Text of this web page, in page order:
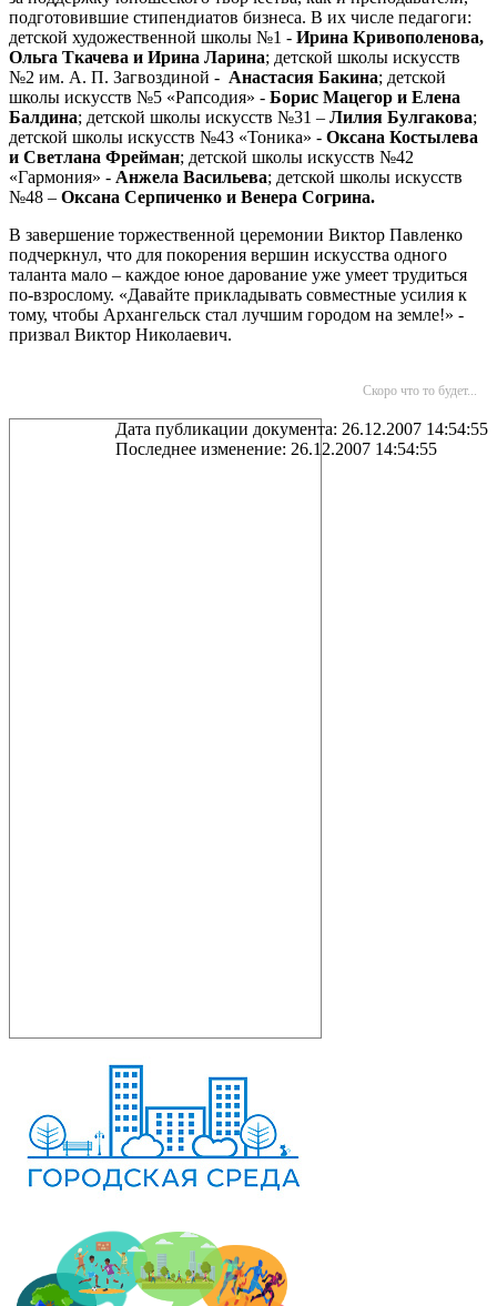
подготовившие стипендиатов бизнеса. В их числе педагоги:
детской художественной школы №1 - Ирина Кривополенова,
Ольга Ткачева и Ирина Ларина; детской школы искусств
№2 им. А. П. Загвоздиной - Анастасия Бакина; детской
школы искусств №5 «Рапсодия» - Борис Мацегор и Елена
Балдина; детской школы искусств №31 – Лилия Булгакова;
детской школы искусств №43 «Тоника» - Оксана Костылева
и Светлана Фрейман; детской школы искусств №42
«Гармония» - Анжела Васильева; детской школы искусств
№48 – Оксана Серпиченко и Венера Согрина.
В завершение торжественной церемонии Виктор Павленко
подчеркнул, что для покорения вершин искусства одного
таланта мало – каждое юное дарование уже умеет трудиться
по-взрослому. «Давайте прикладывать совместные усилия к
тому, чтобы Архангельск стал лучшим городом на земле!» -
призвал Виктор Николаевич.
Скоро что то будет...
Дата публикации документа: 26.12.2007 14:54:55
Последнее изменение: 26.12.2007 14:54:55